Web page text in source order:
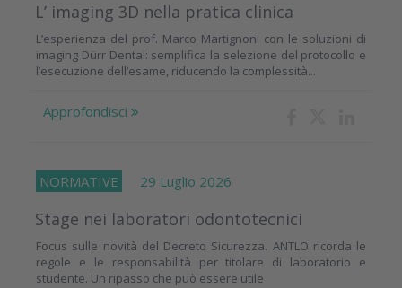
L’ imaging 3D nella pratica clinica
L’esperienza del prof. Marco Martignoni con le soluzioni di
imaging Dürr Dental: semplifica la selezione del protocollo e
l’esecuzione dell’esame, riducendo la complessità...
Approfondisci
NORMATIVE 29 Luglio 2026
Stage nei laboratori odontotecnici
Focus sulle novità del Decreto Sicurezza. ANTLO ricorda le
regole e le responsabilità per titolare di laboratorio e
studente. Un ripasso che può essere utile